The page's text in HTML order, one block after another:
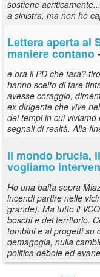
sostiene acriticamente...
a sinistra, ma non ho
Lettera aperta al
manierecontano
e ora il PD che farà?
hanno scelto di fare
avesse coraggio,
ex dirigente che vive
dei tempi in cui
segnali di realtà. Alla
Il mondo brucia,
vogliamo
Ho una baita sopra
incendi partire nelle
grande). Ma tutto il
boschi e del territorio.
tombini e ai progetti su
demagogia, nulla
politica debole ed